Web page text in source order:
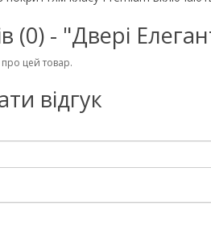
(0) - "Двері
про цей товар.
відгук